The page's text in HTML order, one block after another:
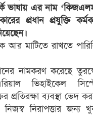
ভাষায় এর নাম
প্রধান প্রযুক্তি
আর মাটিতে রাখতে
নামকরণ করেছে
ভিহাইকেল
ব্যবস্থা ভেদ
নিরাপত্তার জন্য